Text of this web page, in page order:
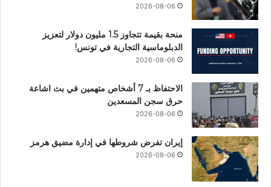
2026-08-06
منحة بقيمة تتجاوز 1.5 مليون دولار لتعزيز
الدبلوماسية التجارية في تونس!
2026-08-06
الاحتفاظ بـ 7 أشخاص متهمين في بث اشاعة
حرق سجن المسعدين
2026-08-06
إيران تفرض شروطها في إدارة مضيق هرمز
2026-08-06